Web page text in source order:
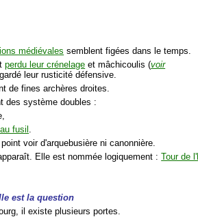
médiévales semblent figées dans le temps.
perdu leur crénelage et mâchicoulis (voir
leur rusticité défensive.
de fines archères droites.
des système doubles :
fusil
voir d'arquebusière ni canonnière.
Elle est nommée logiquement :Tour de
est la question
il existe plusieurs portes.